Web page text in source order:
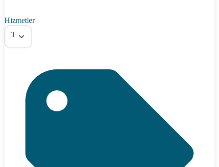
Hizmetler
Tümü